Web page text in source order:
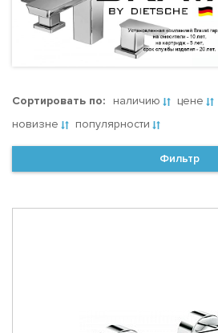
Сортировать по: наличию цене
новизне
популярности
Фильтр